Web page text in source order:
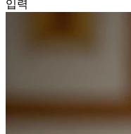
입력